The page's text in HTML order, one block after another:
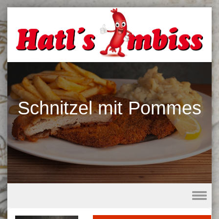
Schnitzel mit Pommes
Skip to content